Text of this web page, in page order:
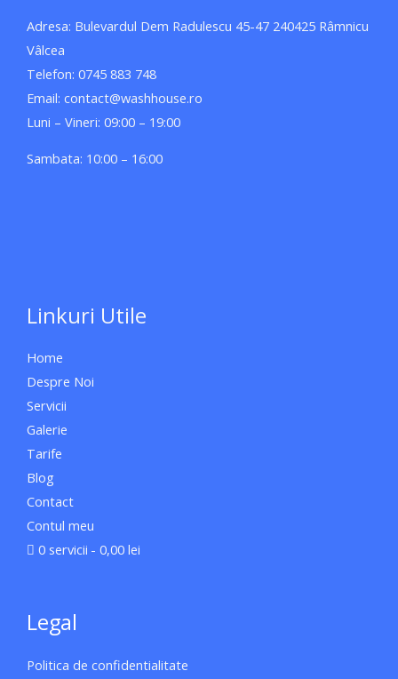
Adresa: Bulevardul Dem Radulescu 45-47 240425 Râmnicu
Vâlcea
Telefon: 0745 883 748
Email: contact@washhouse.ro
Luni – Vineri: 09:00 – 19:00
Sambata: 10:00 – 16:00
Linkuri Utile
Home
Despre Noi
Servicii
Galerie
Tarife
Blog
Contact
Contul meu
0 servicii
0,00 lei
Legal
Politica de confidentialitate